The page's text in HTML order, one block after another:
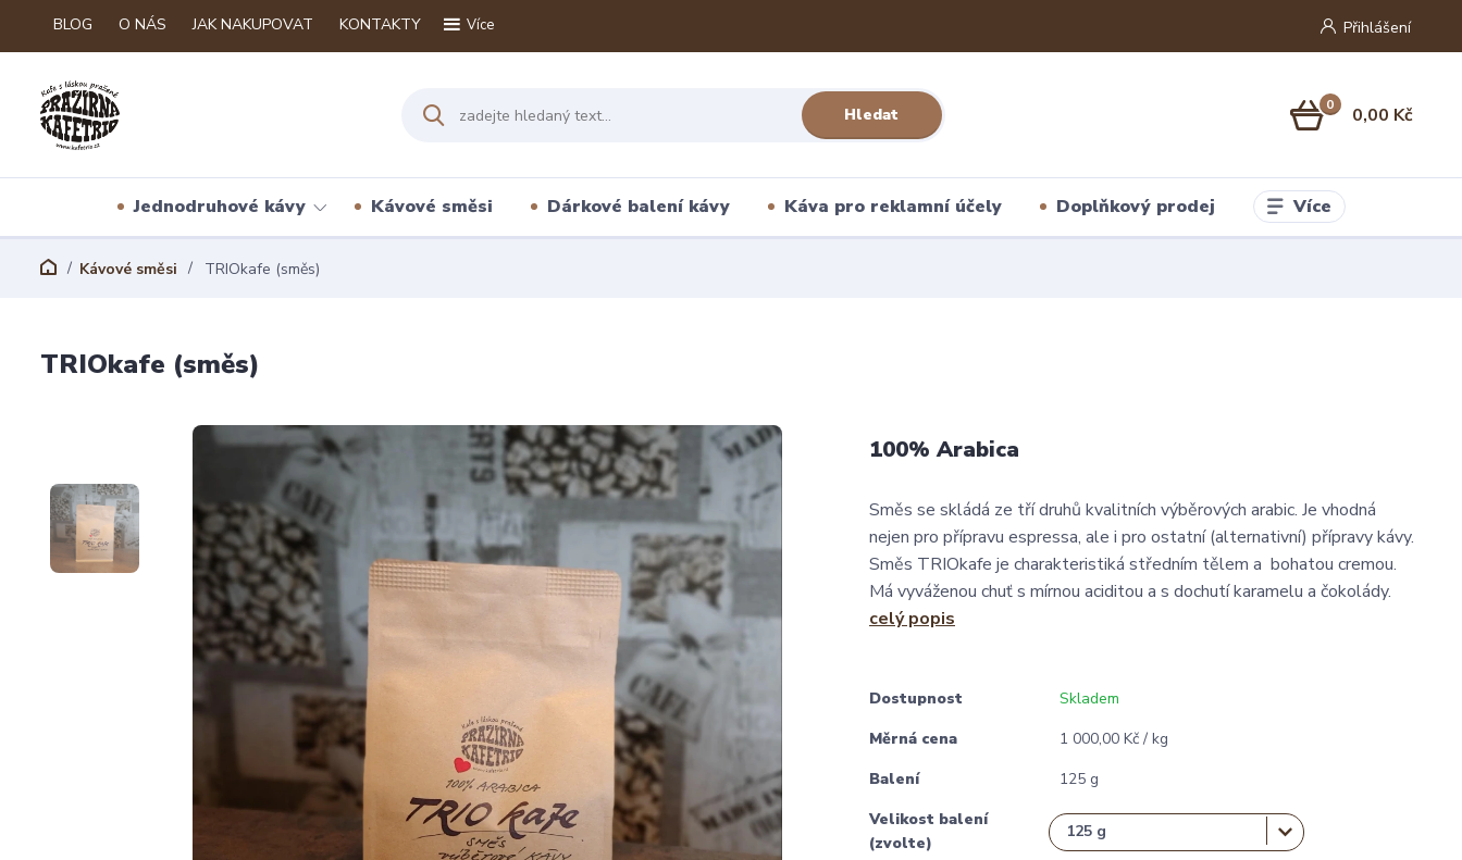
BLOG O NÁS JAK NAKUPOVAT KONTAKTY Více Přihlášení
Hledat 0 0,00 Kč
Jednodruhové kávy Kávové směsi Dárkové balení kávy Káva pro reklamní účely Doplňkový prodej Více
Kávové směsi TRIOkafe (směs)
TRIOkafe (směs)
100% Arabica
Směs se skládá ze tří druhů kvalitních výběrových arabic. Je vhodná
nejen pro přípravu espressa, ale i pro ostatní (alternativní) přípravy kávy.
Směs TRIOkafe je charakteristiká středním tělem a bohatou cremou.
Má vyváženou chuť s mírnou aciditou a s dochutí karamelu a čokolády.
celý popis
Dostupnost
Skladem
Měrná cena
1 000,00 Kč / kg
Balení
125 g
Velikost balení
(zvolte)